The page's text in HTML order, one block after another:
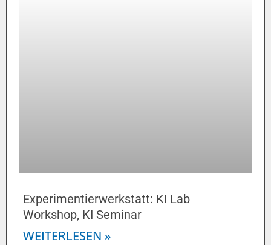
Experimentierwerkstatt: KI Lab
Workshop, KI Seminar
WEITERLESEN »